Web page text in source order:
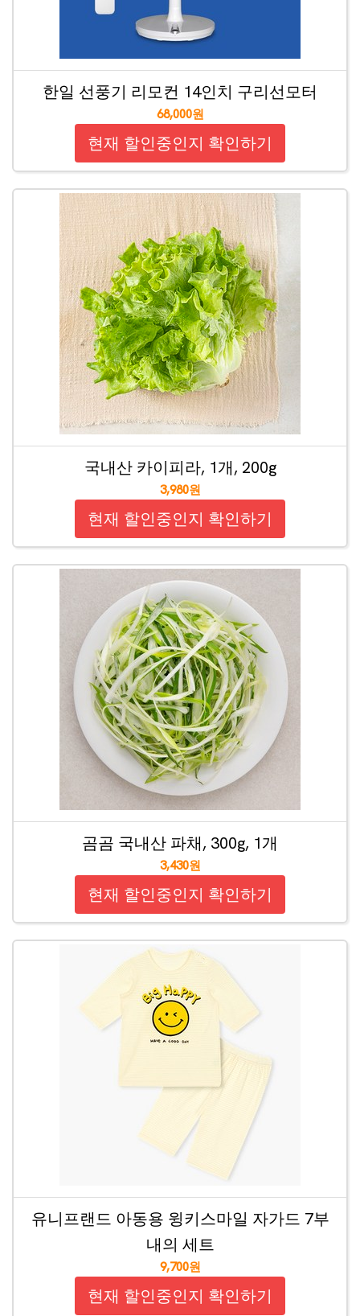
한일 선풍기 리모컨 14인치 구리선모터
68,000원
현재 할인중인지 확인하기
국내산 카이피라, 1개, 200g
3,980원
현재 할인중인지 확인하기
곰곰 국내산 파채, 300g, 1개
3,430원
현재 할인중인지 확인하기
유니프랜드 아동용 윙키스마일 자가드 7부
내의 세트
9,700원
현재 할인중인지 확인하기